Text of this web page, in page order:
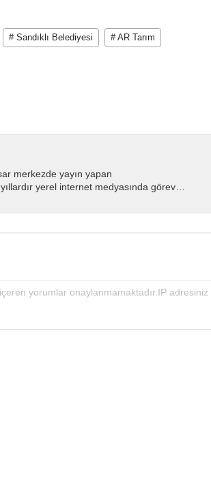
# Sandıklı Belediyesi # AR Tarım
merkezde yayın yapan
yerel internet medyasında görev